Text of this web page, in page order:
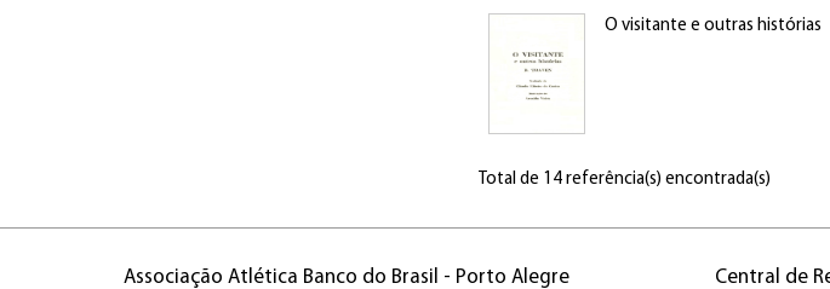
O visitante e outras histórias
Total de 14 referência(s) encontrada(s)
Associação Atlética Banco do Brasil - Porto Alegre
Central de